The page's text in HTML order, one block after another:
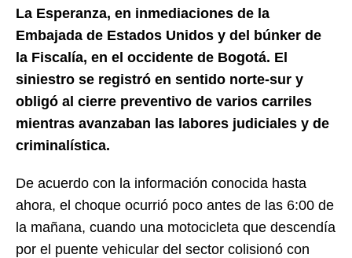
La Esperanza, en inmediaciones de la
Embajada de Estados Unidos y del búnker de
la Fiscalía, en el occidente de Bogotá. El
siniestro se registró en sentido norte-sur y
obligó al cierre preventivo de varios carriles
mientras avanzaban las labores judiciales y de
criminalística.
De acuerdo con la información conocida hasta
ahora, el choque ocurrió poco antes de las 6:00 de
la mañana, cuando una motocicleta que descendía
por el puente vehicular del sector colisionó con